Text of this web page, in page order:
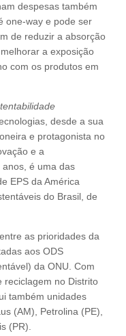
despesas também
one-way e pode ser
de reduzir a absorção
a exposição
com os produtos em
desde a sua
e protagonista no
e a
anos, é uma das
EPS da América
do Brasil, de
as prioridades da
aos ODS
da ONU. Com
reciclagem no Distrito
também unidades
(AM), Petrolina (PE),
(PR).